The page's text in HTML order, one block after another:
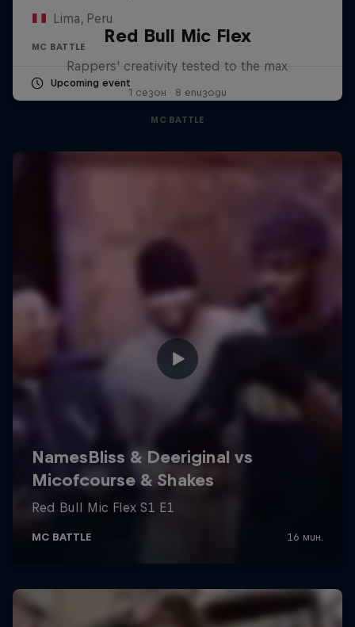
Lima, Peru
MC BATTLE
Upcoming event
Red Bull Mic Flex
Rappers' creativity tested to the max
1 сезон · 8 епизоди
MC BATTLE